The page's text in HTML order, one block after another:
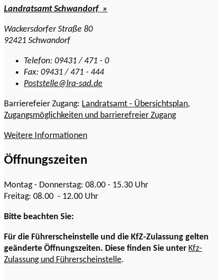
Landratsamt Schwandorf »
Wackersdorfer Straße 80
92421 Schwandorf
Telefon: 09431 / 471 - 0
Fax: 09431 / 471 - 444
Poststelle@lra-sad.de
Barrierefeier Zugang: Landratsamt - Übersichtsplan,
Zugangsmöglichkeiten und barrierefreier Zugang
Weitere Informationen
Öffnungszeiten
Montag - Donnerstag: 08.00 - 15.30 Uhr
Freitag: 08.00 - 12.00 Uhr
Bitte beachten Sie:
Für die Führerscheinstelle und die KfZ-Zulassung gelten
geänderte Öffnungszeiten. Diese finden Sie unter Kfz-
Zulassung und Führerscheinstelle.